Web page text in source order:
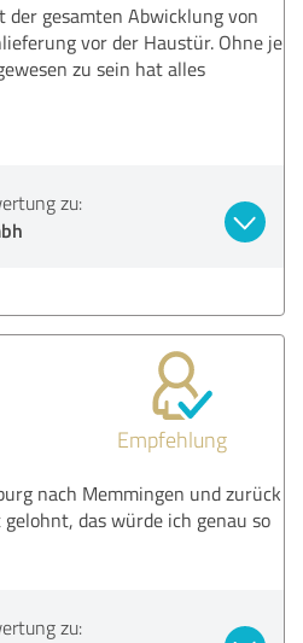
der gesamten Abwicklung von
vor der Haustür. Ohne je
zu sein hat alles
zu:
Empfehlung
nach Memmingen und zurück
das würde ich genau so
zu: